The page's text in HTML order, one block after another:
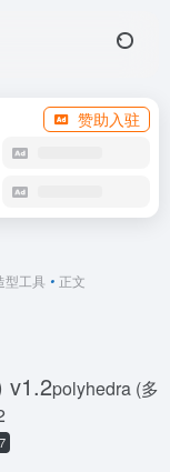
赞助入驻
型工具 • 正文
v1.2polyhedra (多